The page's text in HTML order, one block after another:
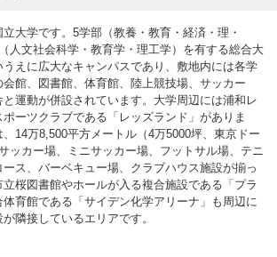
大学です。5学部（教養・教育・経済・理・
人文社会科学・教育学・理工学）を有する総合大
えに広大なキャンパスであり、敷地内には各学
館、図書館、体育館、陸上競技場、サッカー
運動が併設されています。大学周辺には浦和レ
ーツクラブである「レッズランド」がありま
14万8,500平方メートル（4万5000坪、東京ドー
ッカー場、ミニサッカー場、フットサル場、テニ
ス、バーベキュー場、クラブハウス施設が揃っ
桜図書館やホールが入る複合施設である「プラ
育館である「サイデン化学アリーナ」も周辺に
隣接しているエリアです。